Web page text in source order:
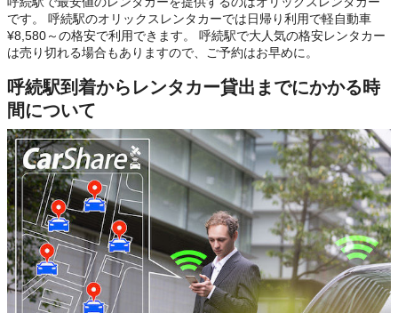
です。 呼続駅のオリックスレンタカーでは日帰り利用で軽自動車
¥8,580～の格安で利用できます。 呼続駅で大人気の格安レンタカー
は売り切れる場合もありますので、ご予約はお早めに。
呼続駅到着からレンタカー貸出までにかかる時
間について